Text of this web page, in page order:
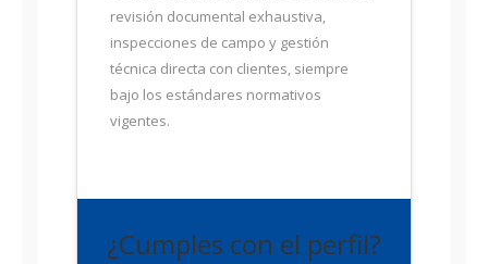
revisión documental exhaustiva,
inspecciones de campo y gestión
técnica directa con clientes, siempre
bajo los estándares normativos
vigentes.
¿Cumples con el perfil?